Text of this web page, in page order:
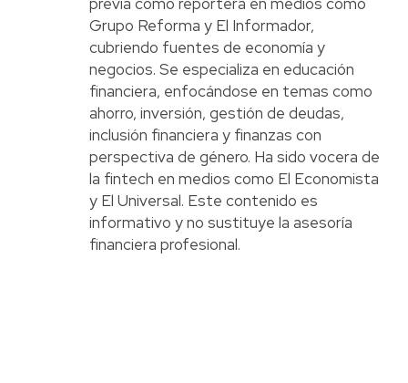
Grupo Reforma y El Informador,
cubriendo fuentes de economía y
negocios. Se especializa en educación
financiera, enfocándose en temas como
ahorro, inversión, gestión de deudas,
inclusión financiera y finanzas con
perspectiva de género. Ha sido vocera de
la fintech en medios como El Economista
y El Universal. Este contenido es
informativo y no sustituye la asesoría
financiera profesional.